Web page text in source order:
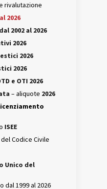
rivalutazione
2026
2002 al 2026
2026
2026
2026
e OTI 2026
– aliquote 2026
ISEE
del Codice Civile
Unico del
dal 1999 al 2026